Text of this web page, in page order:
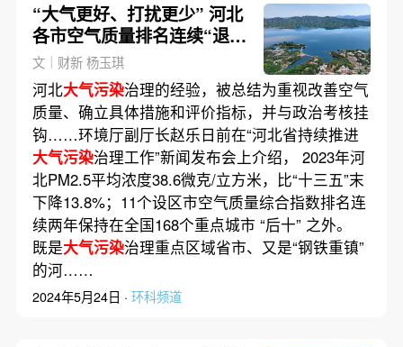
“大气更好、打扰更少” 河北
各市空气质量排名连续“退后
十”
文｜财新 杨玉琪
河北大气污染治理的经验，被总结为重视改善空气
质量、确立具体措施和评价指标，并与政治考核挂
钩……环境厅副厅长赵乐日前在“河北省持续推进
大气污染治理工作”新闻发布会上介绍， 2023年河
北PM2.5平均浓度38.6微克/立方米，比“十三五”末
下降13.8%；11个设区市空气质量综合指数排名连
续两年保持在全国168个重点城市 “后十” 之外。
既是大气污染治理重点区域省市、又是“钢铁重镇”
的河……
2024年5月24日 · 环科频道